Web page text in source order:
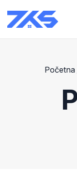
Početna